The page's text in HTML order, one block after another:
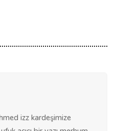
izz kardeşimize